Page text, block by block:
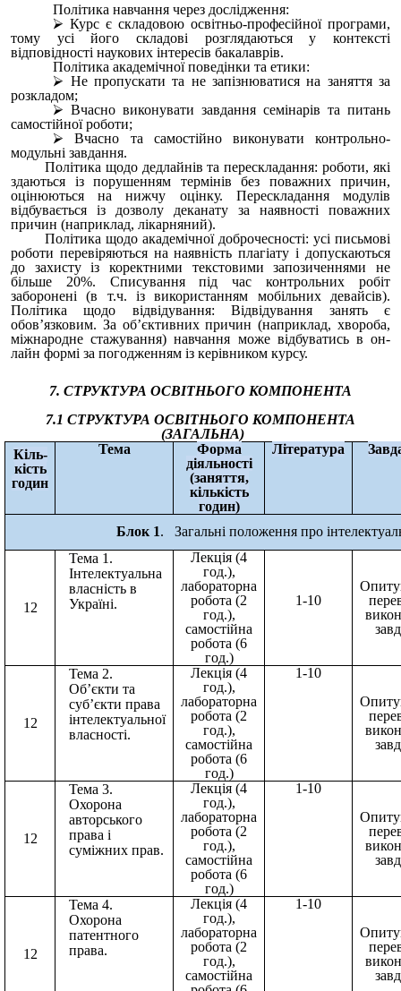
Політика навчання через дослідження:
Курс є складовою освітньо-професійної програми,
тому усі його складові розглядаються у контексті
відповідності наукових інтересів бакалаврів.
Політика академічної поведінки та етики:
Не пропускати та не запізнюватися на заняття за
розкладом;
Вчасно виконувати завдання семінарів та питань
самостійної роботи;
Вчасно та самостійно виконувати контрольно-
модульні завдання.
Політика щодо дедлайнів та перескладання: роботи, які
здаються із порушенням термінів без поважних причин,
оцінюються на нижчу оцінку. Перескладання модулів
відбувається із дозволу деканату за наявності поважних
причин (наприклад, лікарняний).
Політика щодо академічної доброчесності: усі письмові
роботи перевіряються на наявність плагіату і допускаються
до захисту із коректними текстовими запозиченнями не
більше 20%. Списування під час контрольних робіт
заборонені (в т.ч. із використанням мобільних девайсів).
Політика щодо відвідування: Відвідування занять є
обов’язковим. За об’єктивних причин (наприклад, хвороба,
міжнародне стажування) навчання може відбуватись в он-
лайн формі за погодженням із керівником курсу.
7. СТРУКТУРА ОСВІТНЬОГО КОМПОНЕНТА
7.1 СТРУКТУРА ОСВІТНЬОГО КОМПОНЕНТА
(ЗАГАЛЬНА)
Кіль-
кість
годин
Тема
Форма
діяльності
(заняття,
кількість
годин)
Література
Блок 1. Загальні положення про
12
Тема 1.
Інтелектуальна
власність в
Україні.
Лекція (4
год.),
лабораторна
робота (2
год.),
самостійна
робота (6
год.)
1-10
12
Тема 2.
Об’єкти та
суб’єкти права
інтелектуальної
власності.
Лекція (4
год.),
лабораторна
робота (2
год.),
самостійна
робота (6
год.)
1-10
12
Тема 3.
Охорона
авторського
права і
суміжних прав.
Лекція (4
год.),
лабораторна
робота (2
год.),
самостійна
робота (6
год.)
1-10
12
Тема 4.
Охорона
патентного
права.
Лекція (4
год.),
лабораторна
робота (2
год.),
самостійна
1-10